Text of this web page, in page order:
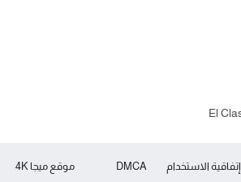
موقع ميجا 4K إتفاقية الاستخدام DMCA